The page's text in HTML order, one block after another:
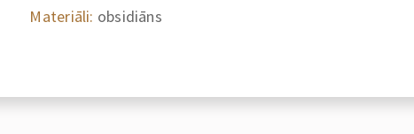
Materiāli: obsidiāns